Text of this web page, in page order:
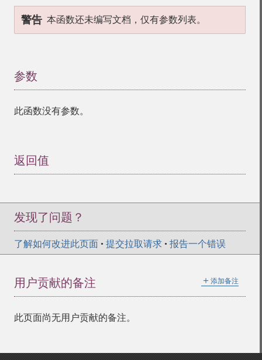
警告 本函数还未编写文档，仅有参数列表。
参数
此函数没有参数。
返回值
发现了问题？
了解如何改进此页面 • 提交拉取请求 • 报告一个错误
＋ 添加备注
用户贡献的备注
此页面尚无用户贡献的备注。